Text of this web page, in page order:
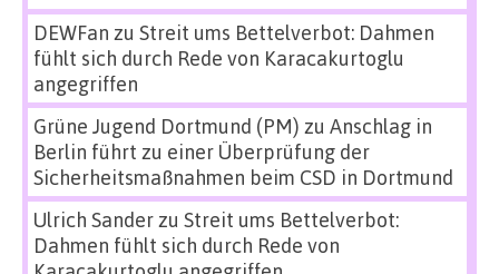
DEWFan zu Streit ums Bettelverbot: Dahmen
fühlt sich durch Rede von Karacakurtoglu
angegriffen
Grüne Jugend Dortmund (PM) zu Anschlag in
Berlin führt zu einer Überprüfung der
Sicherheitsmaßnahmen beim CSD in Dortmund
Ulrich Sanderzu Streit ums Bettelverbot:
Dahmen fühlt sich durch Rede von